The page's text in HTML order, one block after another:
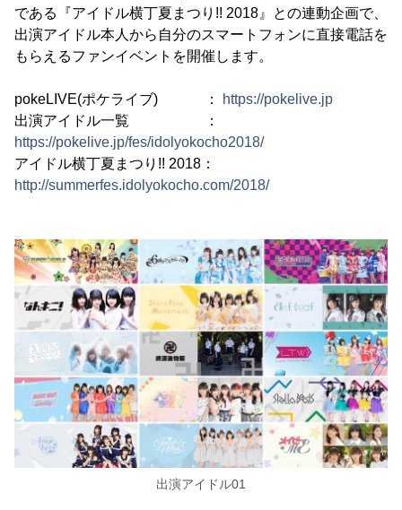
である『アイドル横丁夏まつり!! 2018』との連動企画で、
出演アイドル本人から自分のスマートフォンに直接電話を
もらえるファンイベントを開催します。
pokeLIVE(ポケライブ) ：
https://pokelive.jp
出演アイドル一覧 ：
https://pokelive.jp/fes/idolyokocho2018/
アイドル横丁夏まつり!! 2018：
http://summerfes.idolyokocho.com/2018/
出演アイドル01